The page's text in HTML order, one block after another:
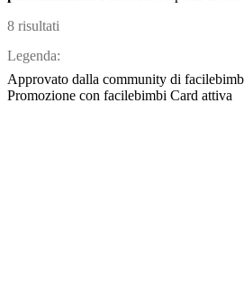
8 risultati
Legenda:
Approvato dalla community di
Promozione con facilebimbi Card attiva